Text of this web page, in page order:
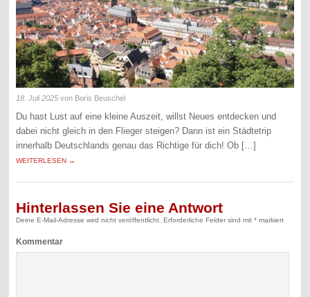
18. Juli 2025 von Boris Beuschel
Du hast Lust auf eine kleine Auszeit, willst Neues entdecken und
dabei nicht gleich in den Flieger steigen? Dann ist ein Städtetrip
innerhalb Deutschlands genau das Richtige für dich! Ob […]
WEITERLESEN →
Hinterlassen Sie eine Antwort
Deine E-Mail-Adresse wird nicht veröffentlicht. Erforderliche Felder sind mit* markiert
Kommentar